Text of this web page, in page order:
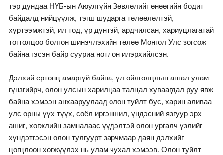
тэр дундаа НҮБ-ын Аюулгүйн Зөвлөлийг өнөөгийн бодит
байдалд нийцүүлж, тэгш шударга төлөөлөлтэй,
хүртээмжтэй, ил тод, үр дүнтэй, ардчилсан, хариуцлагатай
тогтолцоо болгон шинэчлэхийн төлөө Монгол Улс зогсож
байна гэсэн байр сууриа нотлон илэрхийлсэн.
Дэлхий ертөнц амаргүй байна, үл ойлголцлын ангал улам
гүнзгийрч, олон улсын харилцаа талцал хуваагдал руу явж
байна хэмээн анхааруулаад олон туйлт бус, харин аливаа
улс орны үүх түүх, соёл иргэншил, үндэсний язгуур эрх
ашиг, хөгжлийн замналаас үүдэлтэй олон ургалч үзлийг
хүндэтгэсэн олон тулгуурт зарчмаар даян дэлхийг
цогцлоон хөгжүүлэх нь улам чухал хэмээв. Олон туйлт